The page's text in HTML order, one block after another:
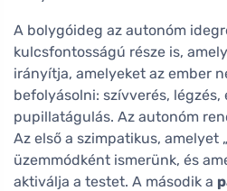
A bolygóideg az autonóm
kulcsfontosságú része is,
irányítja, amelyeket az ember
befolyásolni: szívverés, légzés,
pupillatágulás. Az autonóm
Az első a szimpatikus, amelyet
üzemmódként ismerünk, és
aktiválja a testet. A második a